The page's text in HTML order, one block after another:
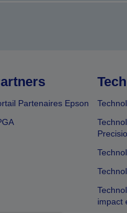
Partenaires Epson
impact